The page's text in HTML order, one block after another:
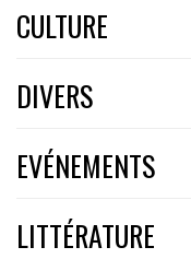
CULTURE
DIVERS
EVÉNEMENTS
LITTÉRATURE